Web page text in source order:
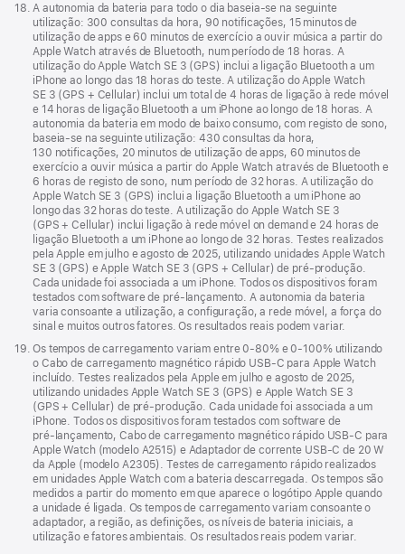
Nota
rodapé
18. A autonomia da bateria para todo o dia baseia‑se na seguinte
utilização: 300 consultas da hora, 90 notificações, 15 minutos de
utilização de apps e 60 minutos de exercício a ouvir música a partir do
Apple Watch através de Bluetooth, num período de 18 horas. A
utilização do Apple Watch SE 3 (GPS) inclui a ligação Bluetooth a um
iPhone ao longo das 18 horas do teste. A utilização do Apple Watch
SE 3 (GPS + Cellular) inclui um total de 4 horas de ligação à rede móvel
e 14 horas de ligação Bluetooth a um iPhone ao longo de 18 horas. A
autonomia da bateria em modo de baixo consumo, com registo de sono,
baseia‑se na seguinte utilização: 430 consultas da hora,
130 notificações, 20 minutos de utilização de apps, 60 minutos de
exercício a ouvir música a partir do Apple Watch através de Bluetooth e
6 horas de registo de sono, num período de 32 horas. A utilização do
Apple Watch SE 3 (GPS) inclui a ligação Bluetooth a um iPhone ao
longo das 32 horas do teste. A utilização do Apple Watch SE 3
(GPS + Cellular) inclui ligação à rede móvel on demand e 24 horas de
ligação Bluetooth a um iPhone ao longo de 32 horas. Testes realizados
pela Apple em julho e agosto de 2025, utilizando unidades Apple Watch
SE 3 (GPS) e Apple Watch SE 3 (GPS + Cellular) de pré‑produção.
Cada unidade foi associada a um iPhone. Todos os dispositivos foram
testados com software de pré‑lançamento. A autonomia da bateria
varia consoante a utilização, a configuração, a rede móvel, a força do
sinal e muitos outros fatores. Os resultados reais podem variar.
Nota
rodapé
19. Os tempos de carregamento variam entre 0‑80% e 0‑100% utilizando
o Cabo de carregamento magnético rápido USB‑C para Apple Watch
incluído. Testes realizados pela Apple em julho e agosto de 2025,
utilizando unidades Apple Watch SE 3 (GPS) e Apple Watch SE 3
(GPS + Cellular) de pré‑produção. Cada unidade foi associada a um
iPhone. Todos os dispositivos foram testados com software de
pré‑lançamento, Cabo de carregamento magnético rápido USB‑C para
Apple Watch (modelo A2515) e Adaptador de corrente USB‑C de 20 W
da Apple (modelo A2305). Testes de carregamento rápido realizados
em unidades Apple Watch com a bateria descarregada. Os tempos são
medidos a partir do momento em que aparece o logótipo Apple quando
a unidade é ligada. Os tempos de carregamento variam consoante o
adaptador, a região, as definições, os níveis de bateria iniciais, a
utilização e fatores ambientais. Os resultados reais podem variar.